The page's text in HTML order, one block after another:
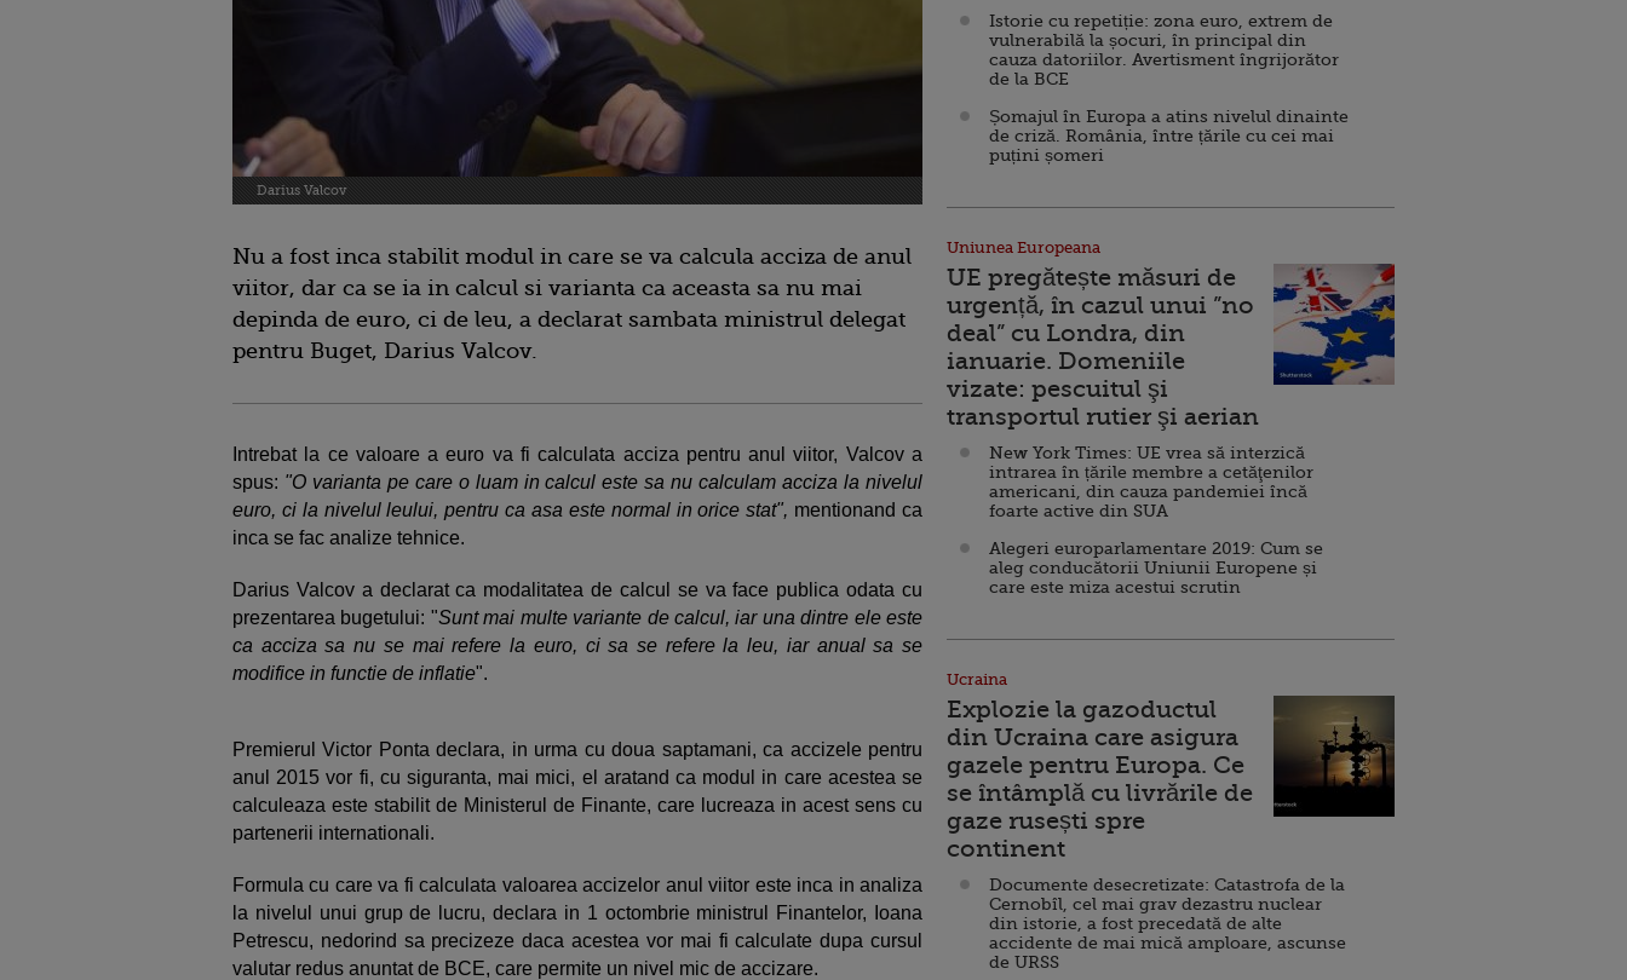
Darius Valcov
Nu a fost inca stabilit modul in care se va calcula acciza de anul
viitor, dar ca se ia in calcul si varianta ca aceasta sa nu mai
depinda de euro, ci de leu, a declarat sambata ministrul delegat
pentru Buget, Darius Valcov.
Intrebat la ce valoare a euro va fi calculata acciza pentru anul viitor, Valcov a
spus: "O varianta pe care o luam in calcul este sa nu calculam acciza la nivelul
euro, ci la nivelul leului, pentru ca asa este normal in orice stat", mentionand ca
inca se fac analize tehnice.
Darius Valcov a declarat ca modalitatea de calcul se va face publica odata cu
prezentarea bugetului: "Sunt mai multe variante de calcul, iar una dintre ele este
ca acciza sa nu se mai refere la euro, ci sa se refere la leu, iar anual sa se
modifice in functie de inflatie".
Premierul Victor Ponta declara, in urma cu doua saptamani, ca accizele pentru
anul 2015 vor fi, cu siguranta, mai mici, el aratand ca modul in care acestea se
calculeaza este stabilit de Ministerul de Finante, care lucreaza in acest sens cu
partenerii internationali.
Formula cu care va fi calculata valoarea accizelor anul viitor este inca in analiza
la nivelul unui grup de lucru, declara in 1 octombrie ministrul Finantelor, Ioana
Petrescu, nedorind sa precizeze daca acestea vor mai fi calculate dupa cursul
valutar redus anuntat de BCE, care permite un nivel mic de accizare.
Istorie cu repetiție: zona euro, extrem de
vulnerabilă la șocuri, în principal din
cauza datoriilor. Avertisment îngrijorător
de la BCE
Șomajul în Europa a atins nivelul dinainte
de criză. România, între țările cu cei mai
puțini șomeri
Uniunea Europeana
UE pregătește măsuri de
urgență, în cazul unui ”no
deal” cu Londra, din
ianuarie. Domeniile
vizate: pescuitul şi
transportul rutier şi aerian
New York Times: UE vrea să interzică
intrarea în țările membre a cetăţenilor
americani, din cauza pandemiei încă
foarte active din SUA
Alegeri europarlamentare 2019: Cum se
aleg conducătorii Uniunii Europene și
care este miza acestui scrutin
Ucraina
Explozie la gazoductul
din Ucraina care asigura
gazele pentru Europa. Ce
se întâmplă cu livrările de
gaze rusești spre
continent
Documente desecretizate: Catastrofa de la
Cernobîl, cel mai grav dezastru nuclear
din istorie, a fost precedată de alte
accidente de mai mică amploare, ascunse
de URSS